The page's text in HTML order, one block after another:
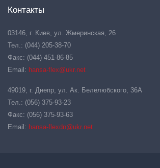
Контакты
03146, г. Киев, ул. Жмеринская, 26
Тел.: (044) 205-38-70
Факс: (044) 451-86-85
Email: hansa-flex@ukr.net
49019, г. Днепр, ул. Ак. Белелюбского, 36А
Тел.: (056) 375-93-23
Факс: (056) 375-93-63
Email: hansa-flexdn@ukr.net